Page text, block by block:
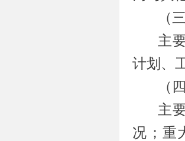
（
主
计划、
（
主
况；重